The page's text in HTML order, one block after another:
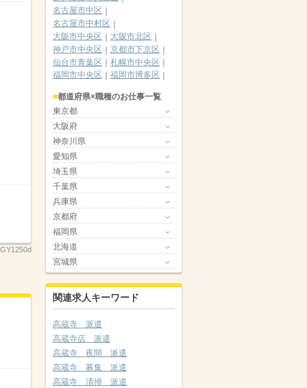
名古屋市中区
名古屋市中村区
大阪市中央区
大阪市北区
神戸市中央区
京都市下京区
仙台市青葉区
札幌市中央区
福岡市中央区
福岡市博多区
都道府県×職種のお仕事一覧
東京都
大阪府
神奈川県
愛知県
埼玉県
千葉県
兵庫県
京都府
福岡県
北海道
宮城県
関連求人キーワード
高蔵寺 派遣
高蔵寺店 派遣
高蔵寺 夜間 派遣
高蔵寺 募集 派遣
高蔵寺 清掃 派遣